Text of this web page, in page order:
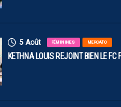
5 Août FÉMININES MERCATO
KETHNA LOUIS REJOINT BIEN LE FC